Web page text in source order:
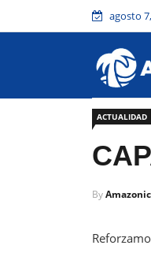
agosto
ACTUALIDAD
By